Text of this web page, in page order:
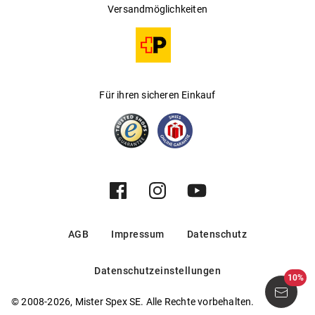
ultravioletter Strahlung
Beachten Sie bei der Bestellung von Clear 55 A
Monatslinsen die Sparangebote, wenn Sie Kontaktlinsen
10%
Versandmöglichkeiten
Für ihren sicheren Einkauf
© 2008-2026, Mister Spex SE. Alle Rechte vorbehalten.
AGB Impressum Datenschutz
Datenschutzeinstellungen